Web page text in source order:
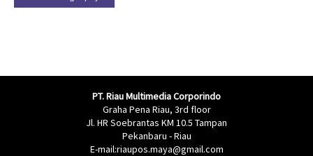
PT. Riau Multimedia Corporindo
Graha Pena Riau, 3rd floor
Jl. HR Soebrantas KM 10.5 Tampan
Pekanbaru - Riau
E-mail:riaupos.maya@gmail.com